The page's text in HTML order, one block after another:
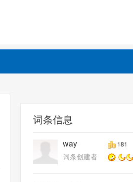
词条信息
way 181
词条创建者